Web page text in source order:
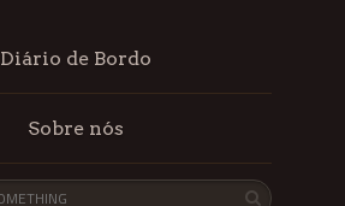
Diário de Bordo
Sobre nós